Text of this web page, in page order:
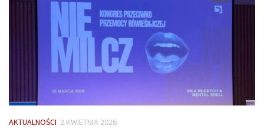
AKTUALNOŚCI 2 KWIETNIA 2026